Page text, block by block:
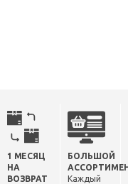
1 МЕСЯЦ
НА
ВОЗВРАТ
БОЛЬШОЙ
Каждый